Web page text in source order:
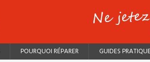
POURQUOI RÉPARER GUIDES